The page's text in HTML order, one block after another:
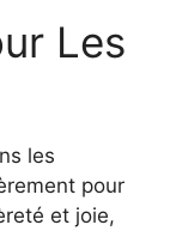
Les
les
pour
et joie,